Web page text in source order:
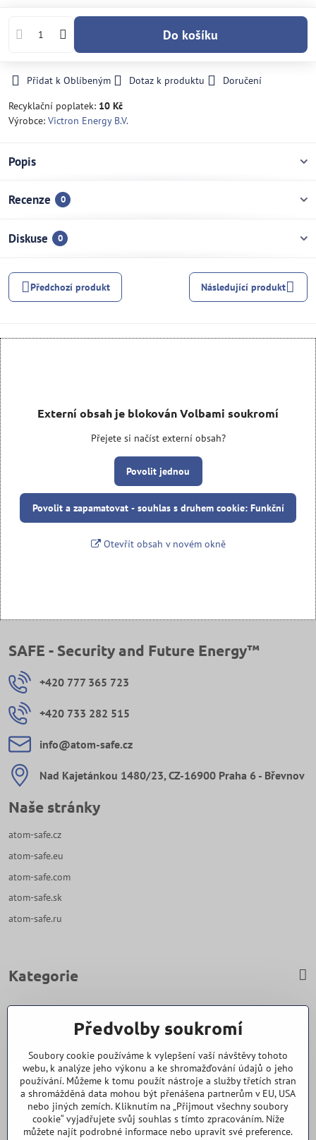
Do košíku
Přidat k Oblíbeným Dotaz k produktu
Doručení
Recyklační poplatek: 10 Kč
Výrobce: Victron Energy B.V.
Popis
Recenze 0
Diskuse 0
Předchozí produkt Následující produkt
Externí obsah je blokován Volbami soukromí
Přejete si načíst externí obsah?
Povolit jednou
Povolit a zapamatovat - souhlas s druhem cookie: Funkční
Otevřít obsah v novém okně
SAFE - Security and Future Energy™
+420 777 365 723
+420 733 282 515
info​@atom-safe​.cz
Nad Kajetánkou 1480/23, CZ-16900 Praha 6 - Břevnov
Naše stránky
atom-safe.cz
atom-safe.eu
atom-safe.com
atom-safe.sk
atom-safe.ru
Kategorie
Zavoláme Vám zpět
Váš telefon
Odeslat
Předvolby soukromí
Soubory cookie používáme k vylepšení vaší návštěvy tohoto
webu, k analýze jeho výkonu a ke shromažďování údajů o jeho
používání. Můžeme k tomu použít nástroje a služby třetích stran
a shromážděná data mohou být přenášena partnerům v EU, USA
nebo jiných zemích. Kliknutím na „Přijmout všechny soubory
cookie“ vyjadřujete svůj souhlas s tímto zpracováním. Níže
můžete najít podrobné informace nebo upravit své preference.